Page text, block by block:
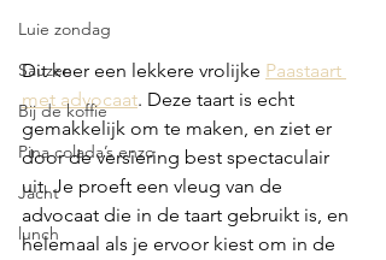
Luie zondag
Sauzen
Bij de koffie
Pina colada’s enzo
Jacht
lunch
Dit keer een lekkere vrolijke Paastaart
met advocaat. Deze taart is echt
gemakkelijk om te maken, en ziet er
door de versiering best spectaculair
uit. Je proeft een vleug van de
advocaat die in de taart gebruikt is, en
helemaal als je ervoor kiest om in de